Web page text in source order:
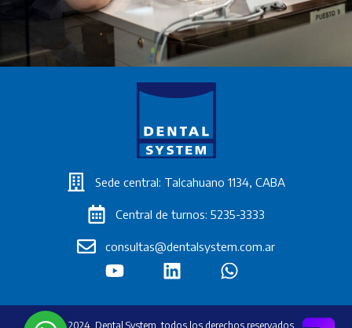
Sede central: Talcahuano 1134, CABA
Central de turnos: 5235-3333
consultas@dentalsystem.com.ar
® 2024. Dental System, todos los derechos reservados